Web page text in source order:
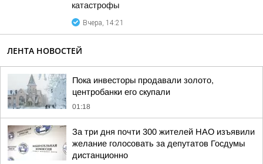
катастрофы
Вчера, 14:21
ЛЕНТА НОВОСТЕЙ
Пока инвесторы продавали золото,
центробанки его скупали
01:18
За три дня почти 300 жителей НАО изъявили
желание голосовать за депутатов Госдумы
дистанционно